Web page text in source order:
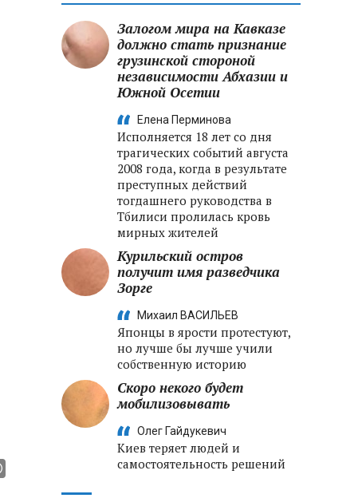
e‑торговле, биржевому рынку и
ученым званиям
Залогом мира на Кавказе
должно стать признание
грузинской стороной
независимости Абхазии и
Южной Осетии
Елена Перминова
Исполняется 18 лет со дня
трагических событий августа
2008 года, когда в результате
преступных действий
тогдашнего руководства в
Тбилиси пролилась кровь
мирных жителей
Курильский остров
получит имя разведчика
Зорге
Михаил ВАСИЛЬЕВ
Японцы в ярости протестуют,
но лучше бы лучше учили
собственную историю
Скоро некого будет
мобилизовывать
Олег Гайдукевич
Киев теряет людей и
самостоятельность решений